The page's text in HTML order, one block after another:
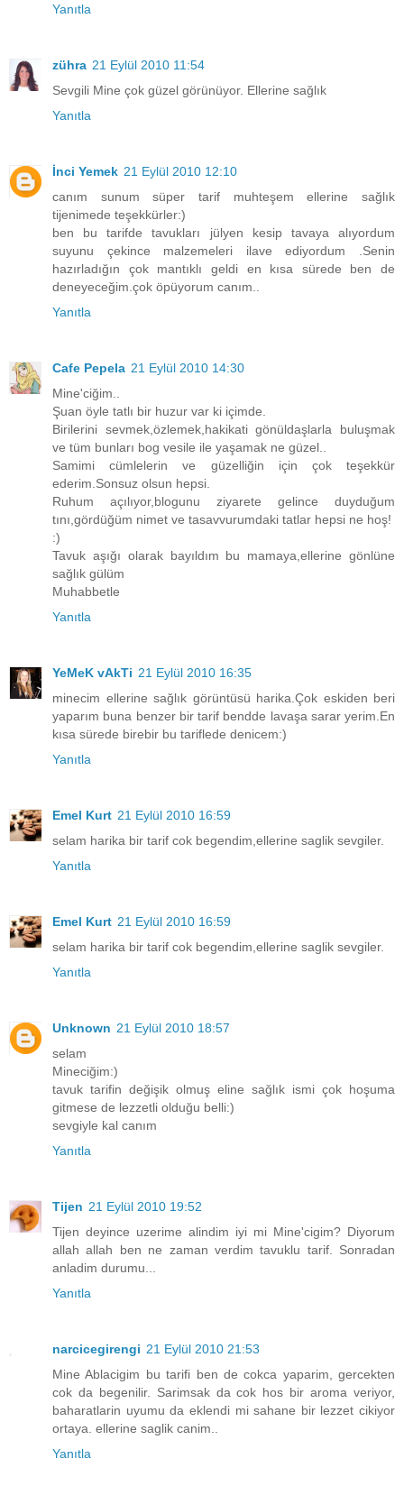
Yanıtla
zühra 21 Eylül 2010 11:54
Sevgili Mine çok güzel görünüyor. Ellerine sağlık
Yanıtla
İnci Yemek 21 Eylül 2010 12:10
canım sunum süper tarif muhteşem ellerine sağlık
tijenimede teşekkürler:)
ben bu tarifde tavukları jülyen kesip tavaya alıyordum
suyunu çekince malzemeleri ilave ediyordum .Senin
hazırladığın çok mantıklı geldi en kısa sürede ben de
deneyeceğim.çok öpüyorum canım..
Yanıtla
Cafe Pepela 21 Eylül 2010 14:30
Mine'ciğim..
Şuan öyle tatlı bir huzur var ki içimde.
Birilerini sevmek,özlemek,hakikati gönüldaşlarla buluşmak
ve tüm bunları bog vesile ile yaşamak ne güzel..
Samimi cümlelerin ve güzelliğin için çok teşekkür
ederim.Sonsuz olsun hepsi.
Ruhum açılıyor,blogunu ziyarete gelince duyduğum
tını,gördüğüm nimet ve tasavvurumdaki tatlar hepsi ne hoş!
:)
Tavuk aşığı olarak bayıldım bu mamaya,ellerine gönlüne
sağlık gülüm
Muhabbetle
Yanıtla
YeMeK vAkTi 21 Eylül 2010 16:35
minecim ellerine sağlık görüntüsü harika.Çok eskiden beri
yaparım buna benzer bir tarif bendde lavaşa sarar yerim.En
kısa sürede birebir bu tariflede denicem:)
Yanıtla
Emel Kurt 21 Eylül 2010 16:59
selam harika bir tarif cok begendim,ellerine saglik sevgiler.
Yanıtla
Emel Kurt 21 Eylül 2010 16:59
selam harika bir tarif cok begendim,ellerine saglik sevgiler.
Yanıtla
Unknown 21 Eylül 2010 18:57
selam
Mineciğim:)
tavuk tarifin değişik olmuş eline sağlık ismi çok hoşuma
gitmese de lezzetli olduğu belli:)
sevgiyle kal canım
Yanıtla
Tijen 21 Eylül 2010 19:52
Tijen deyince uzerime alindim iyi mi Mine'cigim? Diyorum
allah allah ben ne zaman verdim tavuklu tarif. Sonradan
anladim durumu...
Yanıtla
narcicegirengi 21 Eylül 2010 21:53
Mine Ablacigim bu tarifi ben de cokca yaparim, gercekten
cok da begenilir. Sarimsak da cok hos bir aroma veriyor,
baharatlarin uyumu da eklendi mi sahane bir lezzet cikiyor
ortaya. ellerine saglik canim..
Yanıtla